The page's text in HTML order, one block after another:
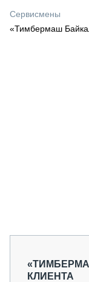
Сервисмены
«Тимбермаш
КЛИЕНТА